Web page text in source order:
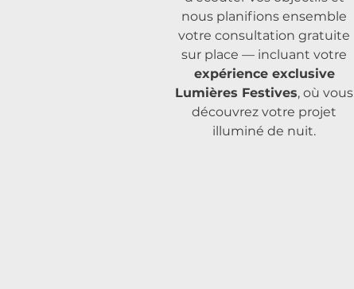
nous planifions ensemble
votre consultation gratuite
sur place — incluant votre
expérience exclusive
Lumières Festives, où vous
découvrez votre projet
illuminé de nuit.